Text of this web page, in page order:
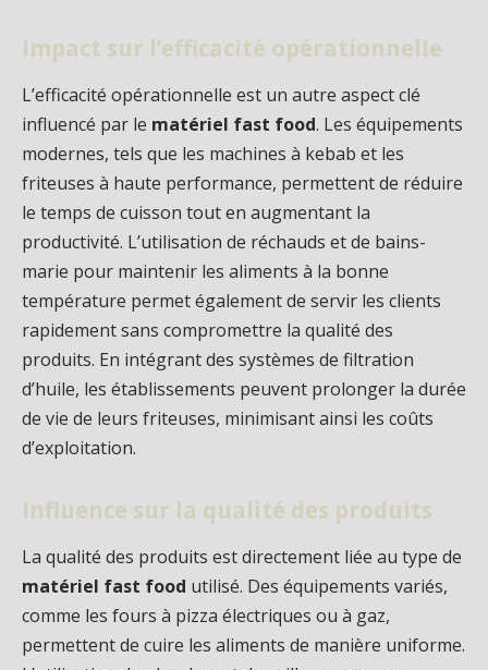
Impact sur l’efficacité opérationnelle
L’efficacité opérationnelle est un autre aspect clé
influencé par le matériel fast food. Les équipements
modernes, tels que les machines à kebab et les
friteuses à haute performance, permettent de réduire
le temps de cuisson tout en augmentant la
productivité. L’utilisation de réchauds et de bains-
marie pour maintenir les aliments à la bonne
température permet également de servir les clients
rapidement sans compromettre la qualité des
produits. En intégrant des systèmes de filtration
d’huile, les établissements peuvent prolonger la durée
de vie de leurs friteuses, minimisant ainsi les coûts
d’exploitation.
Influence sur la qualité des produits
La qualité des produits est directement liée au type de
matériel fast food utilisé. Des équipements variés,
comme les fours à pizza électriques ou à gaz,
permettent de cuire les aliments de manière uniforme.